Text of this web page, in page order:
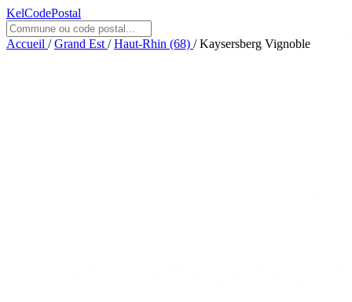
KelCodePostal
Accueil / Grand Est / Haut-Rhin (68) / Kaysersberg Vignoble